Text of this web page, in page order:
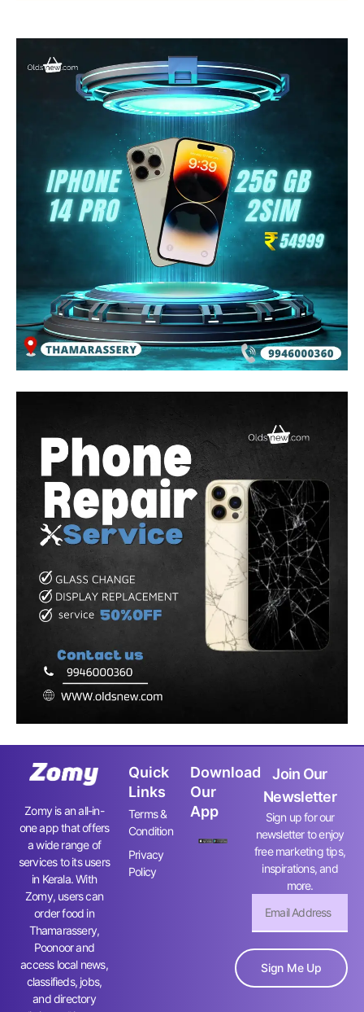
Zomy is an all-in-
one app that offers
a wide range of
services to its users
in Kerala. With
Zomy, users can
order food in
Thamarassery,
Poonoor and
access local news,
classifieds, jobs,
and directory
Quick
Links
Terms &
Condition
Privacy
Policy
Download
Our
App
Join Our
Newsletter
Sign up for our
newsletter to enjoy
free marketing tips,
inspirations, and
more.
Sign Me Up